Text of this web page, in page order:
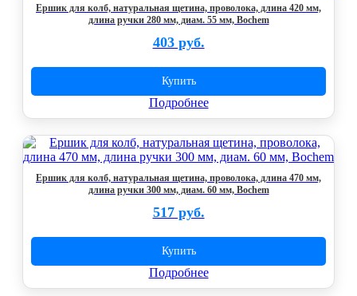
Ершик для колб, натуральная щетина, проволока, длина 420 мм,
длина ручки 280 мм, диам. 55 мм, Bochem
403 руб.
Купить
Подробнее
Ершик для колб, натуральная щетина, проволока, длина 470 мм,
длина ручки 300 мм, диам. 60 мм, Bochem
517 руб.
Купить
Подробнее